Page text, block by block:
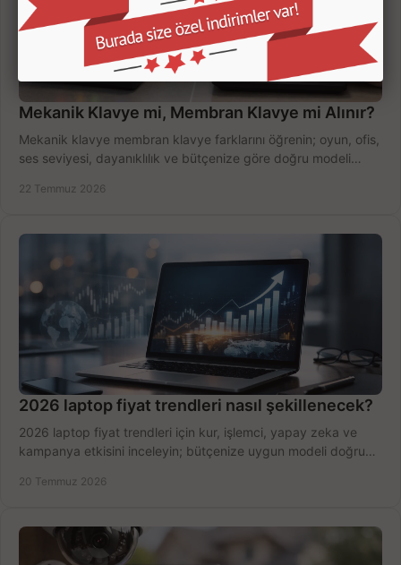
Mekanik Klavye mi, Membran Klavye mi Alınır?
Mekanik klavye membran klavye farklarını öğrenin; oyun, ofis,
ses seviyesi, dayanıklılık ve bütçenize göre doğru modeli
22 Temmuz 2026
2026 laptop fiyat trendleri nasıl şekillenecek?
2026 laptop fiyat trendleri için kur, işlemci, yapay zeka ve
kampanya etkisini inceleyin; bütçenize uygun modeli doğru
20 Temmuz 2026